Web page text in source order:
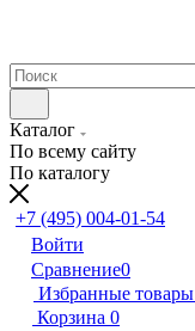
Каталог
По всему сайту
По каталогу
+7 (495) 004-01-54
Войти
Сравнение0
Избранные товары
Корзина 0